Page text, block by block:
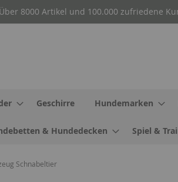
Über 8000 Artikel und 100.000 zufriedene
Geschirre Hundemarken
& Hundedecken Spiel &
Schnabeltier